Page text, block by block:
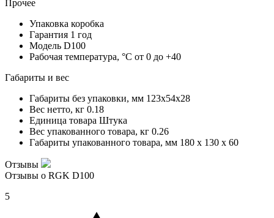
Прочее
Упаковка коробка
Гарантия 1 год
Модель D100
Рабочая температура, °С от 0 до +40
Габариты и вес
Габариты без упаковки, мм 123х54х28
Вес нетто, кг 0.18
Единица товара Штука
Вес упакованного товара, кг 0.26
Габариты упакованного товара, мм 180 x 130 x 60
Отзывы
Отзывы о RGK D100
5